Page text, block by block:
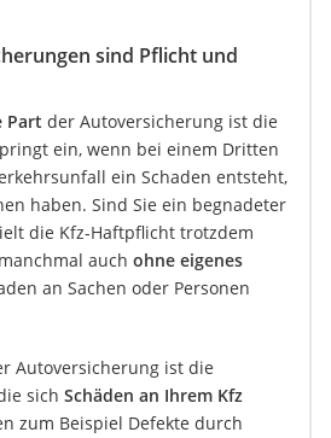
sind Pflicht und
Part der Autoversicherung ist die
ein, wenn bei einem Dritten
ein Schaden entsteht,
haben. Sind Sie ein begnadeter
die Kfz-Haftpflicht trotzdem
auch ohne eigenes
an Sachen oder Personen
Autoversicherung ist die
sich Schäden an Ihrem Kfz
zum Beispiel Defekte durch